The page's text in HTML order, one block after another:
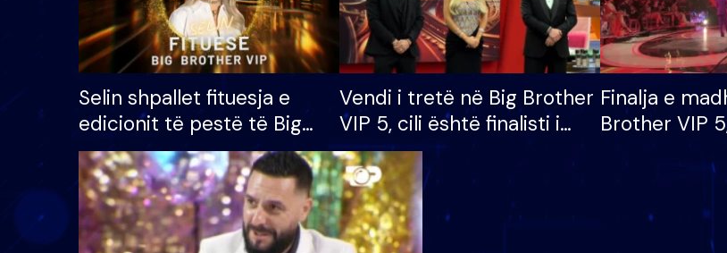
Selin shpallet fituesja e
edicionit të pestë të Big
Brother VIP, rrëmben
çmimin e madh prej 100
mijë eurosh
Vendi i tretë në Big Brother
VIP 5, cili është finalisti i
radhës që lë shtëpinë
Finalja e
Brother VIP
banori i
dhe humb
të fituar